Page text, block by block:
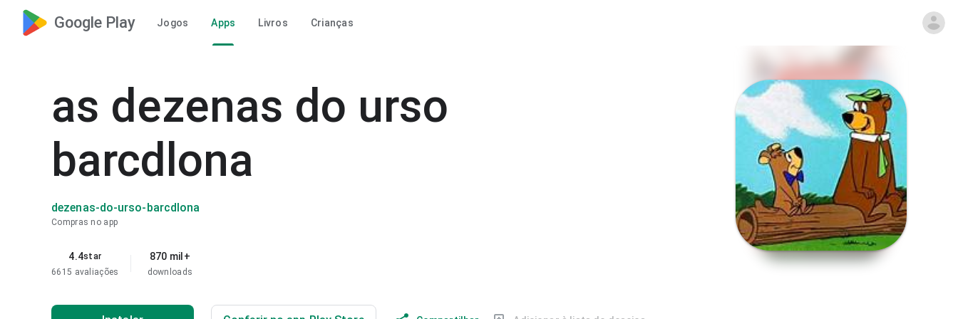
Google Play Jogos Apps Livros Crianças
as dezenas do urso
barcdlona
dezenas-do-urso-barcdlona
Compras no app
4.4star
6615 avaliações
870 mil+
downloads